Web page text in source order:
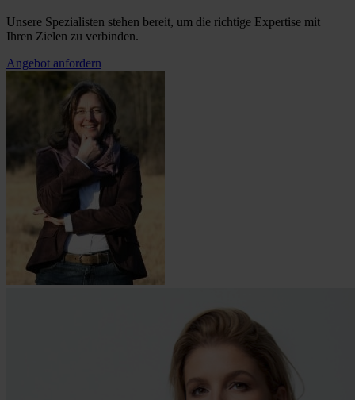
Unsere Spezialisten stehen bereit, um die richtige Expertise mit
Ihren Zielen zu verbinden.
Angebot anfordern